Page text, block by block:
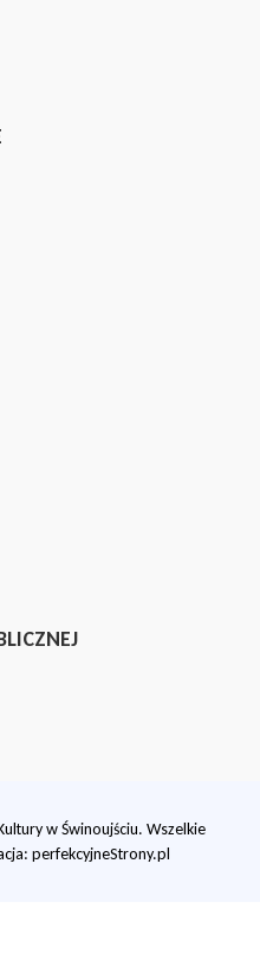
w Świnoujściu. Wszelkie
perfekcyjneStrony.pl